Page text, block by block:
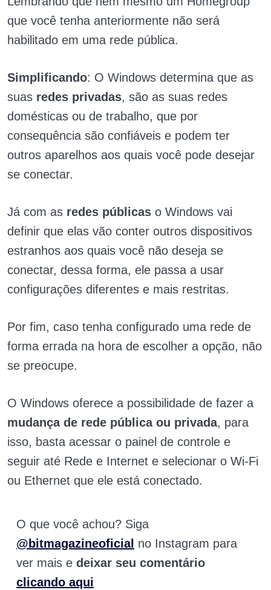
que você tenha anteriormente não será
habilitado em uma rede pública.
Simplificando: O Windows determina que as
suas redes privadas, são as suas redes
domésticas ou de trabalho, que por
consequência são confiáveis ​​e podem ter
outros aparelhos aos quais você pode desejar
se conectar.
Já com as redes públicas o Windows vai
definir que elas vão conter outros dispositivos
estranhos aos quais você não deseja se
conectar, dessa forma, ele passa a usar
configurações diferentes e mais restritas.
Por fim, caso tenha configurado uma rede de
forma errada na hora de escolher a opção, não
se preocupe.
O Windows oferece a possibilidade de fazer a
mudança de rede pública ou privada, para
isso, basta acessar o painel de controle e
seguir até Rede e Internet e selecionar o Wi-Fi
ou Ethernet que ele está conectado.
O que você achou? Siga
@bitmagazineoficial no Instagram para
ver mais e deixar seu comentário
clicando aqui